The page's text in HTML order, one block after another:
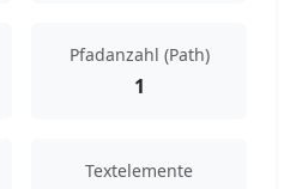
Pfadanzahl (Path)
1
Textelemente